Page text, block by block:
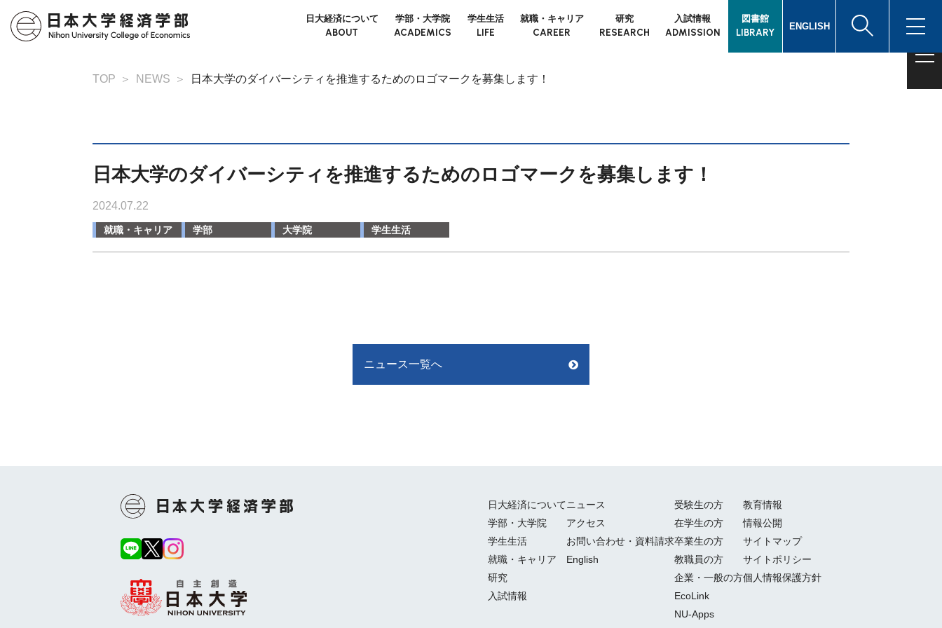
日大経済について
ABOUT
学部・大学院
ACADEMICS
学生生活
LIFE
就職・キャリア
CAREER
研究
RESEARCH
入試情報
ADMISSION
図書館
LIBRARY
ENGLISH
TOP NEWS 日本大学のダイバーシティを推進するためのロゴマークを募集します！
日本大学のダイバーシティを推進するためのロゴマークを募集します！
2024.07.22
就職・キャリア 学部 大学院 学生生活
ニュース一覧へ
日大経済について
学部・大学院
学生生活
就職・キャリア
研究
入試情報
ニュース
アクセス
お問い合わせ・資料請求
English
受験生の方
在学生の方
卒業生の方
教職員の方
企業・一般の方
EcoLink
NU-Apps
教育情報
情報公開
サイトマップ
サイトポリシー
個人情報保護方針